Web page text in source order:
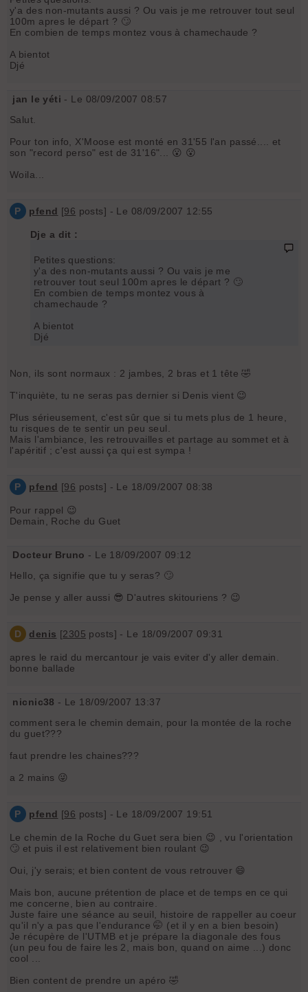
y'a des non-mutants aussi ? Ou vais je me retrouver tout seul
100m apres le départ ? 🙄
En combien de temps montez vous à chamechaude ?
A bientot
Djé
jan le yéti - Le 08/09/2007 08:57
Salut.
Pour ton info, X'Moose est monté en 31'55 l'an passé.... et
son "record perso" est de 31'16"... 😮 😮
Woila...
P pfend [96 posts] - Le 08/09/2007 12:55
Dje a dit :
Petites questions:
y'a des non-mutants aussi ? Ou vais je me
retrouver tout seul 100m apres le départ ? 🙄
En combien de temps montez vous à
chamechaude ?
A bientot
Djé
Non, ils sont normaux : 2 jambes, 2 bras et 1 tête 🤣
T'inquiète, tu ne seras pas dernier si Denis vient 😉
Plus sérieusement, c'est sûr que si tu mets plus de 1 heure,
tu risques de te sentir un peu seul.
Mais l'ambiance, les retrouvailles et partage au sommet et à
l'apéritif ; c'est aussi ça qui est sympa !
P pfend [96 posts] - Le 18/09/2007 08:38
Pour rappel 😉
Demain, Roche du Guet
Docteur Bruno - Le 18/09/2007 09:12
Hello, ça signifie que tu y seras? 🙄
Je pense y aller aussi 😎 D'autres skitouriens ? 😉
D denis [2305 posts] - Le 18/09/2007 09:31
apres le raid du mercantour je vais eviter d'y aller demain.
bonne ballade
nicnic38 - Le 18/09/2007 13:37
comment sera le chemin demain, pour la montée de la roche
du guet???
faut prendre les chaines???
a 2 mains 😜
P pfend [96 posts] - Le 18/09/2007 19:51
Le chemin de la Roche du Guet sera bien 😉 , vu l'orientation
🙄 et puis il est relativement bien roulant 😉
Oui, j'y serais; et bien content de vous retrouver 😄
Mais bon, aucune prétention de place et de temps en ce qui
me concerne, bien au contraire.
Juste faire une séance au seuil, histoire de rappeller au coeur
qu'il n'y a pas que l'endurance 🤭 (et il y en a bien besoin)
Je récupère de l'UTMB et je prépare la diagonale des fous
(un peu fou de faire les 2, mais bon, quand on aime ...) donc
cool ...
Bien content de prendre un apéro 🤣